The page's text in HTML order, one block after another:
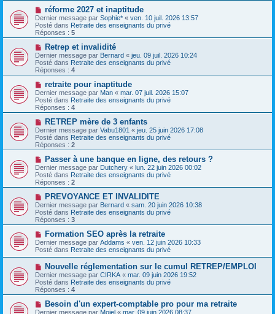
s
a
g
e
a
u
m
e
s
a
g
e
N
o
u
v
e
a
u
m
e
s
s
a
g
e
réforme 2027 et inaptitude
Dernier message par Sophie* « ven. 10 juil. 2026 13:57
Posté dans Retraite des enseignants du privé
Réponses : 5
N
o
u
v
e
a
u
m
e
s
s
a
g
e
Retrep et invalidité
Dernier message par Bernard « jeu. 09 juil. 2026 10:24
Posté dans Retraite des enseignants du privé
Réponses : 4
N
o
u
v
e
a
u
m
e
s
s
a
g
e
retraite pour inaptitude
Dernier message par Man « mar. 07 juil. 2026 15:07
Posté dans Retraite des enseignants du privé
Réponses : 4
N
o
u
v
e
a
u
m
e
s
s
a
g
e
RETREP mère de 3 enfants
Dernier message par Vabu1801 « jeu. 25 juin 2026 17:08
Posté dans Retraite des enseignants du privé
Réponses : 2
N
o
u
v
e
a
u
m
e
s
s
a
g
e
Passer à une banque en ligne, des retours ?
Dernier message par Dutchery « lun. 22 juin 2026 00:02
Posté dans Retraite des enseignants du privé
Réponses : 2
N
o
u
v
e
a
u
m
e
s
a
g
e
PREVOYANCE ET INVALIDITE
Dernier message par Bernard « sam. 20 juin 2026 10:38
Posté dans Retraite des enseignants du privé
Réponses : 3
N
o
u
v
e
a
u
m
e
s
Formation SEO après la retraite
Dernier message par Addams « ven. 12 juin 2026 10:33
Posté dans Retraite des enseignants du privé
N
o
u
v
e
a
u
Nouvelle réglementation sur le cumul RETREP/EMPLOI
Dernier message par CIRKA « mar. 09 juin 2026 19:52
Posté dans Retraite des enseignants du privé
Réponses : 4
N
o
Besoin d'un expert-comptable pro pour ma retraite
Dernier message par Mojel « mar. 09 juin 2026 08:37